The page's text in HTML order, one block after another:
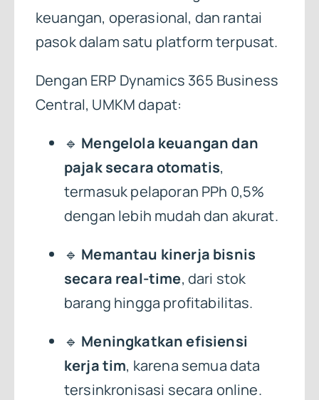
keuangan, operasional, dan rantai
pasok dalam satu platform terpusat.
Dengan ERP Dynamics 365 Business
Central, UMKM dapat:
🔹 Mengelola keuangan dan
pajak secara otomatis,
termasuk pelaporan PPh 0,5%
dengan lebih mudah dan akurat.
🔹 Memantau kinerja bisnis
secara real-time, dari stok
barang hingga profitabilitas.
🔹 Meningkatkan efisiensi
kerja tim, karena semua data
tersinkronisasi secara online.